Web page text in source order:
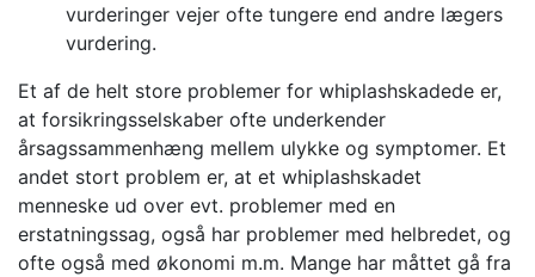
vurderinger vejer ofte tungere end andre lægers
vurdering.
Et af de helt store problemer for whiplashskadede er,
at forsikringsselskaber ofte underkender
årsagssammenhæng mellem ulykke og symptomer. Et
andet stort problem er, at et whiplashskadet
menneske ud over evt. problemer med en
erstatningssag, også har problemer med helbredet, og
ofte også med økonomi m.m. Mange har måttet gå fra